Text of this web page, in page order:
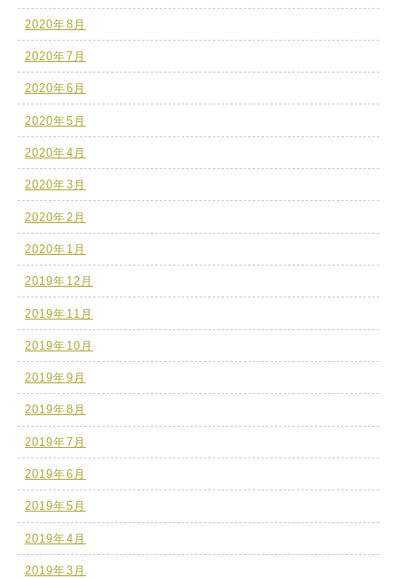
2020年8月
2020年7月
2020年6月
2020年5月
2020年4月
2020年3月
2020年2月
2020年1月
2019年12月
2019年11月
2019年10月
2019年9月
2019年8月
2019年7月
2019年6月
2019年5月
2019年4月
2019年3月